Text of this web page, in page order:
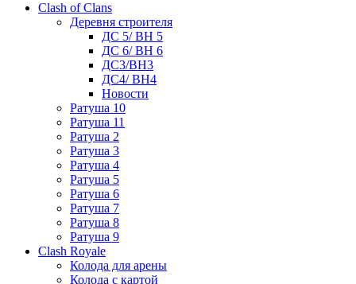
Clash of Clans
Деревня строителя
ДС 5/ BH 5
ДС 6/ BH 6
ДС3/BH3
ДС4/ BH4
Новости
Ратуша 10
Ратуша 11
Ратуша 2
Ратуша 3
Ратуша 4
Ратуша 5
Ратуша 6
Ратуша 7
Ратуша 8
Ратуша 9
Clash Royale
Колода для арены
Колода с картой